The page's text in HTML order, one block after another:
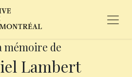
mémoire de
Lambert